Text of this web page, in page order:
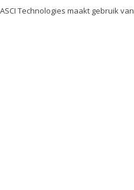
ASCI Technologies maakt gebruik van